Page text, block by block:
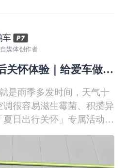
车
自媒体创作者
关怀体验｜给爱车做一
是雨季多发时间，天气十
很容易滋生霉菌、积攒异
日出行关怀」专属活动
到小鹏售后服务中心，给
录一次安心又贴心的售后关
约到店｜小鹏售后服务